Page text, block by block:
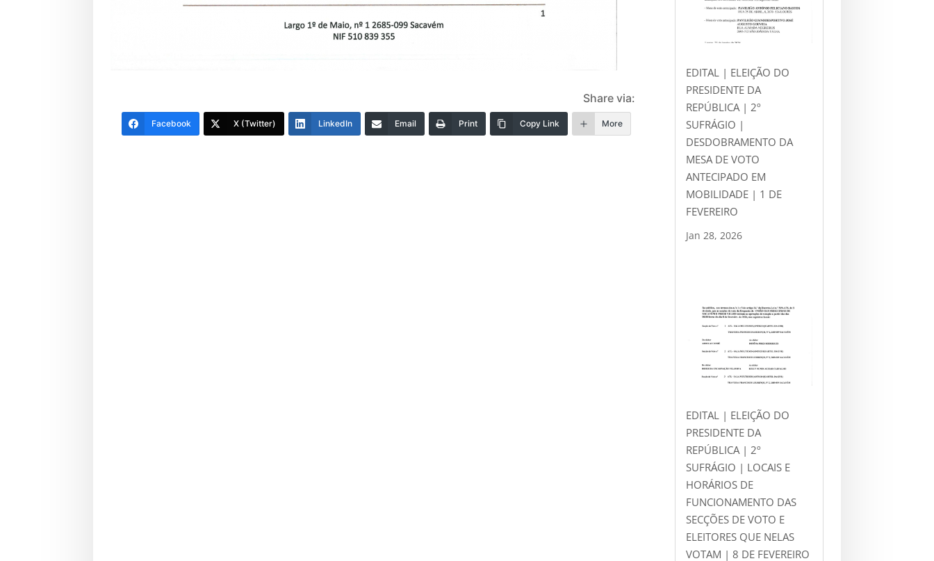
Share via:
Facebook X (Twitter) LinkedIn Email Print Copy Link More
EDITAL | ELEIÇÃO DO
PRESIDENTE DA
REPÚBLICA | 2º
SUFRÁGIO |
DESDOBRAMENTO DA
MESA DE VOTO
ANTECIPADO EM
MOBILIDADE | 1 DE
FEVEREIRO
Jan 28, 2026
EDITAL | ELEIÇÃO DO
PRESIDENTE DA
REPÚBLICA | 2º
SUFRÁGIO | LOCAIS E
HORÁRIOS DE
FUNCIONAMENTO DAS
SECÇÕES DE VOTO E
ELEITORES QUE NELAS
VOTAM | 8 DE FEVEREIRO